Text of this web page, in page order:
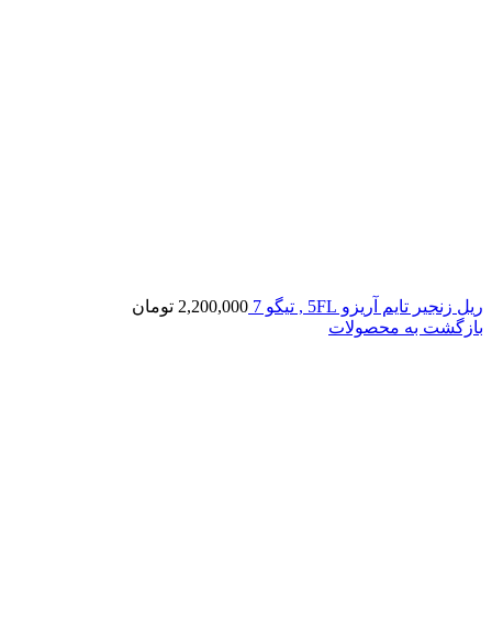
ریل زنجیر تایم آریزو 5FL , تیگو 7 2,200,000 تومان
بازگشت به محصولات